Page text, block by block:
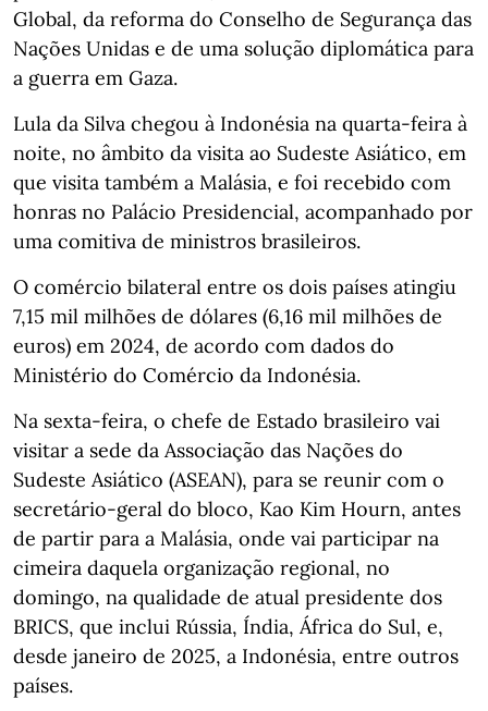
Global, da reforma do Conselho de Segurança das
Nações Unidas e de uma solução diplomática para
a guerra em Gaza.
Lula da Silva chegou à Indonésia na quarta-feira à
noite, no âmbito da visita ao Sudeste Asiático, em
que visita também a Malásia, e foi recebido com
honras no Palácio Presidencial, acompanhado por
uma comitiva de ministros brasileiros.
O comércio bilateral entre os dois países atingiu
7,15 mil milhões de dólares (6,16 mil milhões de
euros) em 2024, de acordo com dados do
Ministério do Comércio da Indonésia.
Na sexta-feira, o chefe de Estado brasileiro vai
visitar a sede da Associação das Nações do
Sudeste Asiático (ASEAN), para se reunir com o
secretário-geral do bloco, Kao Kim Hourn, antes
de partir para a Malásia, onde vai participar na
cimeira daquela organização regional, no
domingo, na qualidade de atual presidente dos
BRICS, que inclui Rússia, Índia, África do Sul, e,
desde janeiro de 2025, a Indonésia, entre outros
países.